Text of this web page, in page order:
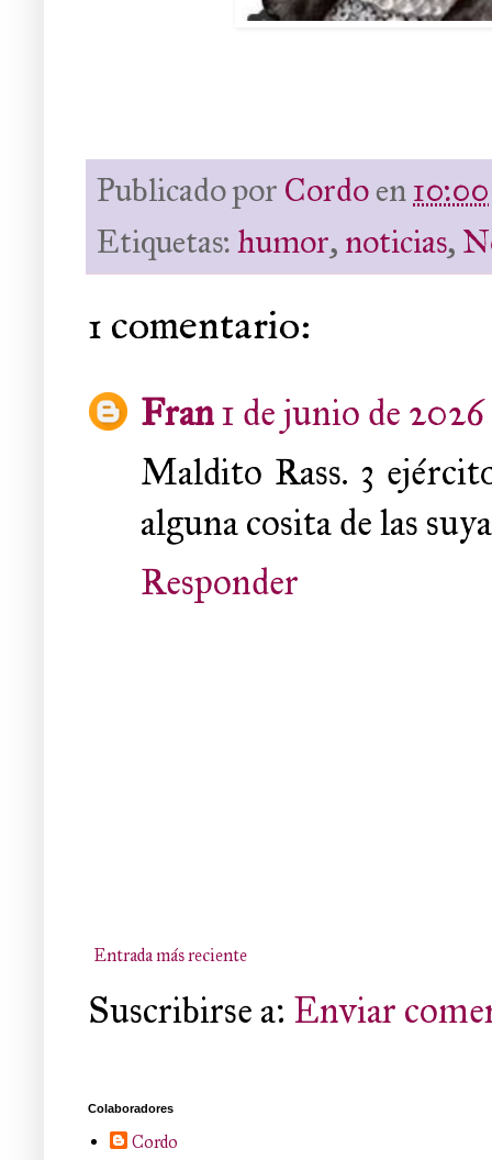
Publicado por Cordoen10:00
Etiquetas:humor,noticias,
1 comentario:
Fran1 de junio de 2026
Maldito Rass. 3
alguna cosita de las
Responder
Entrada más reciente
Suscribirse a: Enviar
Colaboradores
Cordo